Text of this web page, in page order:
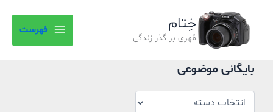
خِتام
مُهری بر گذر زندگی
فهرست
بایگانی موضوعی
موضوعی